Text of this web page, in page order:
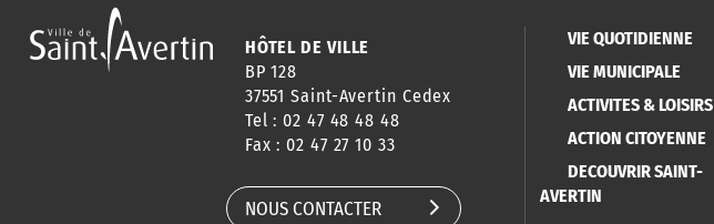
HÔTEL DE VILLE
BP 128
37551 Saint-Avertin Cedex
Tel : 02 47 48 48 48
Fax : 02 47 27 10 33
NOUS CONTACTER
VIE QUOTIDIENNE
VIE MUNICIPALE
ACTIVITES & LOISIRS
ACTION CITOYENNE
DECOUVRIR SAINT-
AVERTIN